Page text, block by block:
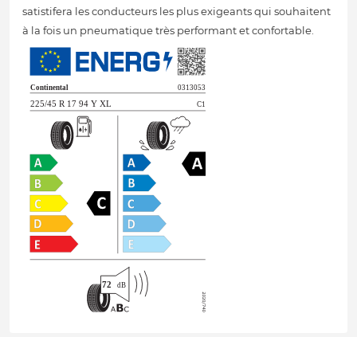
satistifera les conducteurs les plus exigeants qui souhaitent
à la fois un pneumatique très performant et confortable.